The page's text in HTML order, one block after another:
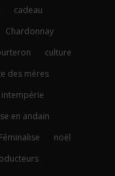
cadeau
Chardonnay
culture
des mères
intempérie
en andain
noël